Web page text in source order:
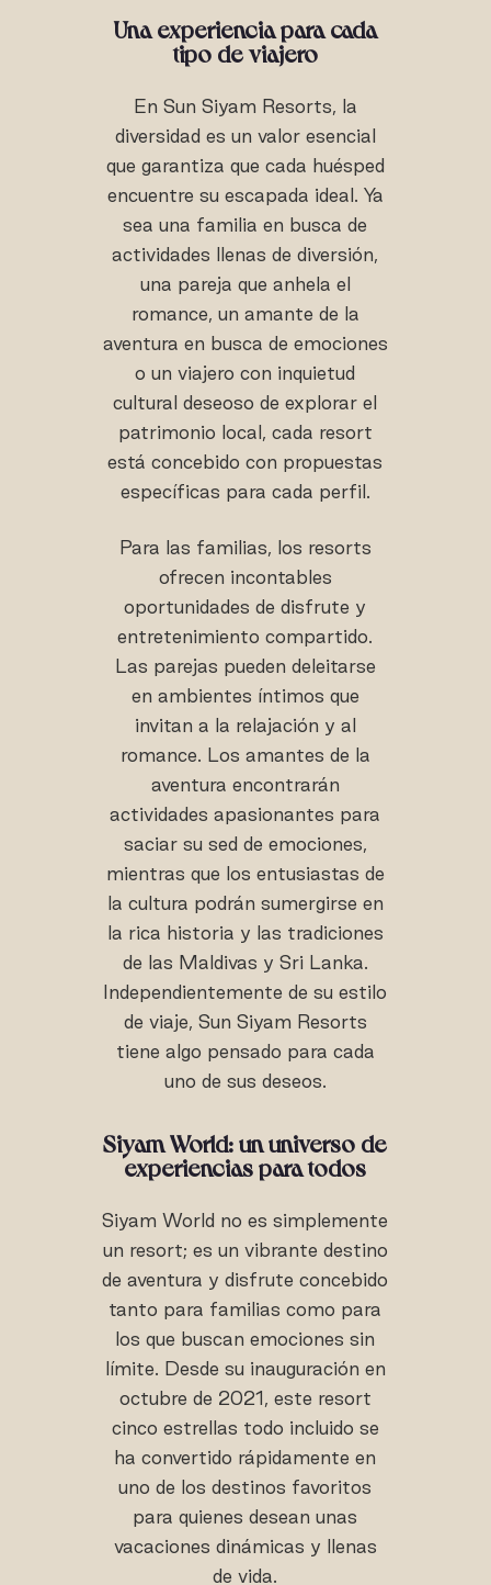
Una experiencia para cada
tipo de viajero
En Sun Siyam Resorts, la
diversidad es un valor esencial
que garantiza que cada huésped
encuentre su escapada ideal. Ya
sea una familia en busca de
actividades llenas de diversión,
una pareja que anhela el
romance, un amante de la
aventura en busca de emociones
o un viajero con inquietud
cultural deseoso de explorar el
patrimonio local, cada resort
está concebido con propuestas
específicas para cada perfil.
Para las familias, los resorts
ofrecen incontables
oportunidades de disfrute y
entretenimiento compartido.
Las parejas pueden deleitarse
en ambientes íntimos que
invitan a la relajación y al
romance. Los amantes de la
aventura encontrarán
actividades apasionantes para
saciar su sed de emociones,
mientras que los entusiastas de
la cultura podrán sumergirse en
la rica historia y las tradiciones
de las Maldivas y Sri Lanka.
Independientemente de su estilo
de viaje, Sun Siyam Resorts
tiene algo pensado para cada
uno de sus deseos.
Siyam World: un universo de
experiencias para todos
Siyam World no es simplemente
un resort; es un vibrante destino
de aventura y disfrute concebido
tanto para familias como para
los que buscan emociones sin
límite. Desde su inauguración en
octubre de 2021, este resort
cinco estrellas todo incluido se
ha convertido rápidamente en
uno de los destinos favoritos
para quienes desean unas
vacaciones dinámicas y llenas
de vida.